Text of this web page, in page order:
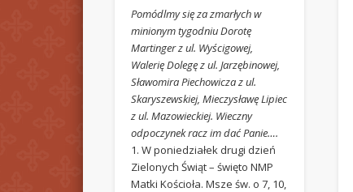
Pomódlmy się za zmarłych w
minionym tygodniu Dorotę
Martinger z ul. Wyścigowej,
Walerię Dolegę z ul. Jarzębinowej,
Sławomira Piechowicza z ul.
Skaryszewskiej, Mieczysławę Lipiec
z ul. Mazowieckiej. Wieczny
odpoczynek racz im dać Panie….
1. W poniedziałek drugi dzień
Zielonych Świąt – święto NMP
Matki Kościoła. Msze św. o 7, 10,